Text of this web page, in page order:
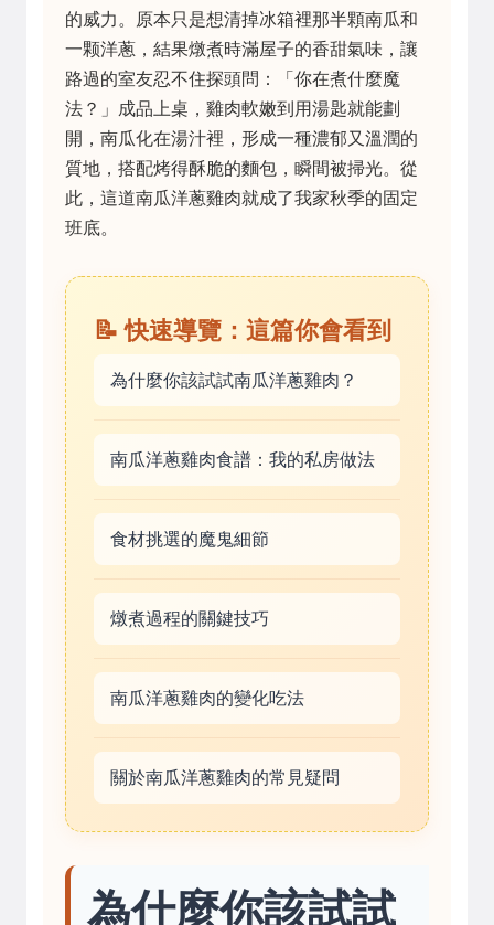
的威力。原本只是想清掉冰箱裡那半顆南瓜和
一颗洋蔥，結果燉煮時滿屋子的香甜氣味，讓
路過的室友忍不住探頭問：「你在煮什麼魔
法？」成品上桌，雞肉軟嫩到用湯匙就能劃
開，南瓜化在湯汁裡，形成一種濃郁又溫潤的
質地，搭配烤得酥脆的麵包，瞬間被掃光。從
此，這道南瓜洋蔥雞肉就成了我家秋季的固定
班底。
📝 快速導覽：這篇你會看到
為什麼你該試試南瓜洋蔥雞肉？
南瓜洋蔥雞肉食譜：我的私房做法
食材挑選的魔鬼細節
燉煮過程的關鍵技巧
南瓜洋蔥雞肉的變化吃法
關於南瓜洋蔥雞肉的常見疑問
為什麼你該試試